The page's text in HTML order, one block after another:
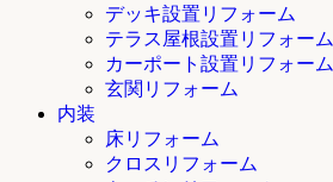
デッキ設置リフォーム
テラス屋根設置リフォーム
カーポート設置リフォーム
玄関リフォーム
内装
床リフォーム
クロスリフォーム